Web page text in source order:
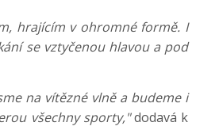
hrajícím v ohromné formě. I
se vztyčenou hlavou a pod
na vítězné vlně a budeme i
všechny sporty,"dodavá k